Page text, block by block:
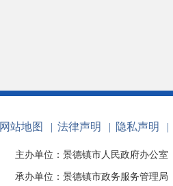
网站地图 | 法律声明 | 隐私声明 |
主办单位：景德镇市人民政府办公室
承办单位：景德镇市政务服务管理局